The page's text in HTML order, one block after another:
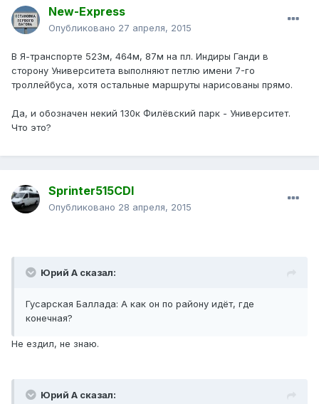
New-Express
Опубликовано 27 апреля, 2015
В Я-транспорте 523м, 464м, 87м на пл. Индиры Ганди в
сторону Университета выполняют петлю имени 7-го
троллейбуса, хотя остальные маршруты нарисованы прямо.
Да, и обозначен некий 130к Филёвский парк - Университет.
Что это?
Sprinter515CDI
Опубликовано 28 апреля, 2015
Юрий А сказал:
Гусарская Баллада: А как он по району идёт, где
конечная?
Не ездил, не знаю.
Юрий А сказал: